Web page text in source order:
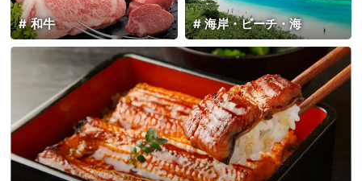
和牛 海岸・ビーチ・海